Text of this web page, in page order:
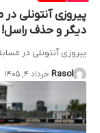
پیروزی آنتونلی
دیگر و حذف راسل!
پیروزی آنتونلی در
Rasol خرداد ۴, ۱۴۰۵